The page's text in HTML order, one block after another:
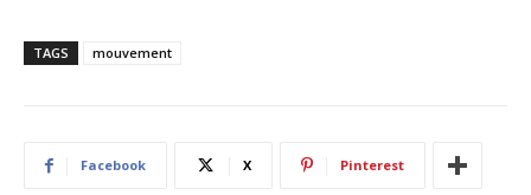
TAGS mouvement
Facebook X Pinterest